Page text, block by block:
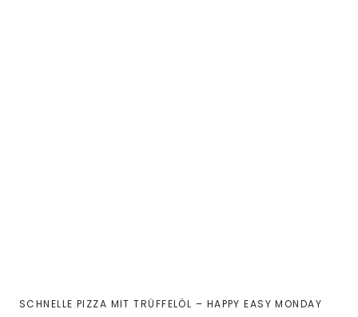
SCHNELLE PIZZA MIT TRÜFFELÖL – HAPPY EASY MONDAY